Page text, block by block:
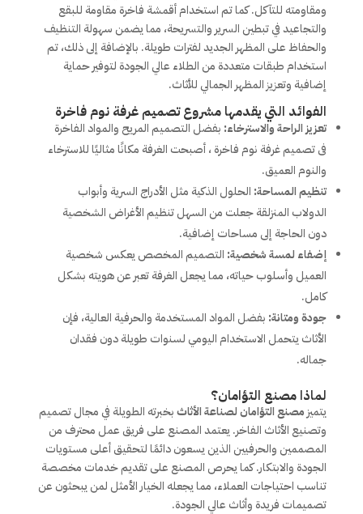
ومقاومته للتآكل. كما تم استخدام أقمشة فاخرة مقاومة للبقع
والتجاعيد في تبطين السرير والتسريحة، مما يضمن سهولة التنظيف
والحفاظ على المظهر الجديد لفترات طويلة. بالإضافة إلى ذلك، تم
استخدام طبقات متعددة من الطلاء عالي الجودة لتوفير حماية
إضافية وتعزيز المظهر الجمالي للأثاث.
الفوائد التي يقدمها مشروعتصميم غرفة نوم فاخرة
تعزيز الراحة والاسترخاء: بفضل التصميم المريح والمواد الفاخرة
فى تصميم غرفة نوم فاخرة ، أصبحت الغرفة مكانًا مثاليًا للاسترخاء
والنوم العميق.
تنظيم المساحة: الحلول الذكية مثل الأدراج السرية وأبواب
الدولاب المنزلقة جعلت من السهل تنظيم الأغراض الشخصية
دون الحاجة إلى مساحات إضافية.
إضفاء لمسة شخصية: التصميم المخصص يعكس شخصية
العميل وأسلوب حياته، مما يجعل الغرفة تعبر عن هويته بشكل
كامل.
جودة ومتانة: بفضل المواد المستخدمة والحرفية العالية، فإن
الأثاث يتحمل الاستخدام اليومي لسنوات طويلة دون فقدان
جماله.
لماذا مصنع التؤامان؟
يتميز مصنع التؤامان لصناعة الأثاثبخبرته الطويلة في مجال تصميم
وتصنيع الأثاث الفاخر. يعتمد المصنع على فريق عمل محترف من
المصممين والحرفيين الذين يسعون دائمًا لتحقيق أعلى مستويات
الجودة والابتكار. كما يحرص المصنع على تقديم خدمات مخصصة
تناسب احتياجات العملاء، مما يجعله الخيار الأمثل لمن يبحثون عن
تصميمات فريدة وأثاث عالي الجودة.